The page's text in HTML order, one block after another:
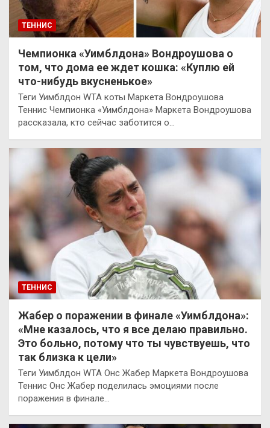
ТЕННИС
Чемпионка «Уимблдона» Вондроушова о
том, что дома ее ждет кошка: «Куплю ей
что-нибудь вкусненькое»
Теги Уимблдон WTA коты Маркета Вондроушова
Теннис Чемпионка «Уимблдона» Маркета Вондроушова
рассказала, кто сейчас заботится о…
ТЕННИС
Жабер о поражении в финале «Уимблдона»:
«Мне казалось, что я все делаю правильно.
Это больно, потому что ты чувствуешь, что
так близка к цели»
Теги Уимблдон WTA Онс Жабер Маркета Вондроушова
Теннис Онс Жабер поделилась эмоциями после
поражения в финале…